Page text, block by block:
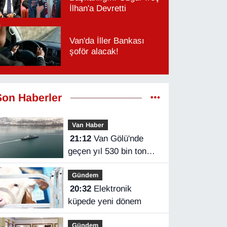
İlhan'a Devretti
Van'da İller Bankası
şoför alacak!
Haberler
Van Haber
21:12Van Gölü'nde
geçen yıl 530 bin ton
yük taşındı
Gündem
20:32Elektronik
küpede yeni dönem
Gündem